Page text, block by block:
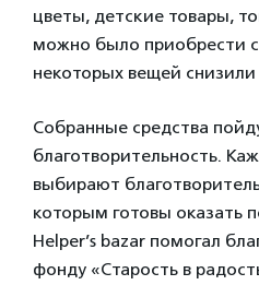
цветы, детские товары,
можно было приобрести
некоторых вещей снизили
Собранные средства
благотворительность.
выбирают
которым готовы оказать
Helper’s bazar помогал
фонду «Старость в